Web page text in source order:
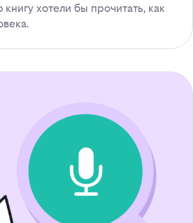
хотели бы прочитать, как